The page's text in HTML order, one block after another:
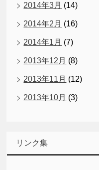
2014年3月 (14)
2014年2月 (16)
2014年1月 (7)
2013年12月 (8)
2013年11月 (12)
2013年10月 (3)
リンク集